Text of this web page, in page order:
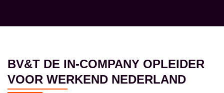
BV&T DE IN-COMPANY OPLEIDER
VOOR WERKEND NEDERLAND